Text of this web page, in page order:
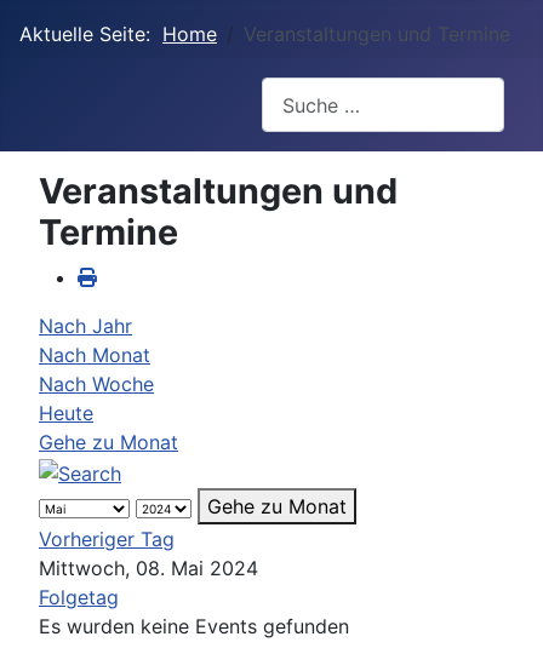
Aktuelle Seite: Home Veranstaltungen und Termine
Veranstaltungen und
Termine
Nach Jahr
Nach Monat
Nach Woche
Heute
Gehe zu Monat
Gehe zu Monat
Vorheriger Tag
Mittwoch, 08. Mai 2024
Folgetag
Es wurden keine Events gefunden